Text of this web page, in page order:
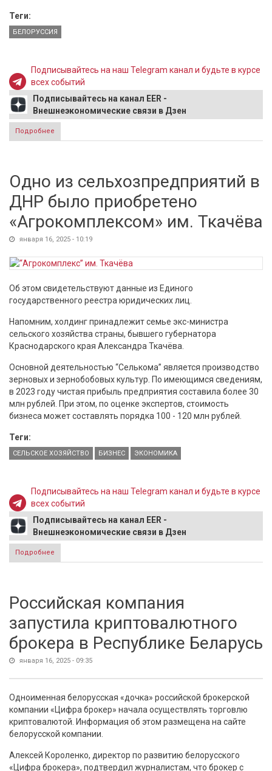
Теги:
БЕЛОРУССИЯ
Подписывайтесь на наш Telegram канал и будьте в курсе
всех событий
Подписывайтесь на канал EER -
Внешнеэкономические связи в Дзен
Подробнее
радикалов захватить приграничный район страны
Одно из сельхозпредприятий в
ДНР было приобретено
«Агрокомплексом» им. Ткачёва
января 16, 2025 - 10:19
Об этом свидетельствуют данные из Единого
государственного реестра юридических лиц.
Напомним, холдинг принадлежит семье экс-министра
сельского хозяйства страны, бывшего губернатора
Краснодарского края Александра Ткачёва.
Основной деятельностью “Селькома” является производство
зерновых и зернобобовых культур. По имеющимся сведениям,
в 2023 году чистая прибыль предприятия составила более 30
млн рублей. При этом, по оценке экспертов, стоимость
бизнеса может составлять порядка 100 - 120 млн рублей.
Теги:
СЕЛЬСКОЕ ХОЗЯЙСТВО БИЗНЕС ЭКОНОМИКА
Подписывайтесь на наш Telegram канал и будьте в курсе
всех событий
Подписывайтесь на канал EER -
Внешнеэкономические связи в Дзен
Подробнее
«Агрокомплексом» им. Ткачёва
Российская компания
запустила криптовалютного
брокера в Республике Беларусь
января 16, 2025 - 09:35
Одноименная белорусская «дочка» российской брокерской
компании «Цифра брокер» начала осуществлять торговлю
криптовалютой. Информация об этом размещена на сайте
белорусской компании.
Алексей Короленко, директор по развитию белорусского
«Цифра брокера», подтвердил журналистам, что брокер с